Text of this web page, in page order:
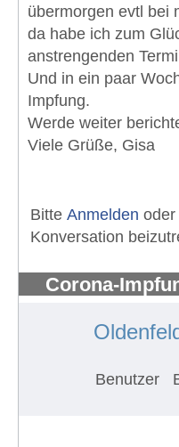
übermorgen evtl bei
da habe ich zum
anstrengenden
Und in ein paar
Impfung.
Werde weiter
Viele Grüße, Gisa
Bitte Anmelden oder
Konversation
Corona-
Benutzer